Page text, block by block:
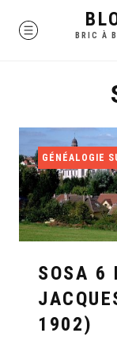
MENU
BRIC À
GÉNÉALOGIE
SOSA 6
1902)